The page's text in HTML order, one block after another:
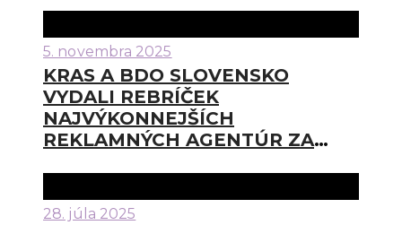
5. novembra 2025
KRAS A BDO SLOVENSKO
VYDALI REBRÍČEK
NAJVÝKONNEJŠÍCH
REKLAMNÝCH AGENTÚR ZA
28. júla 2025